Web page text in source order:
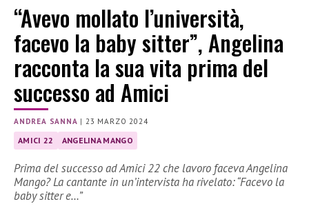
“Avevo mollato l’università,
facevo la baby sitter”, Angelina
racconta la sua vita prima del
successo ad Amici
ANDREA SANNA |23 MARZO 2024
AMICI 22 ANGELINA MANGO
Prima del successo ad Amici 22 che lavoro faceva Angelina
Mango? La cantante in un’intervista ha rivelato: “Facevo la
baby sitter e…”